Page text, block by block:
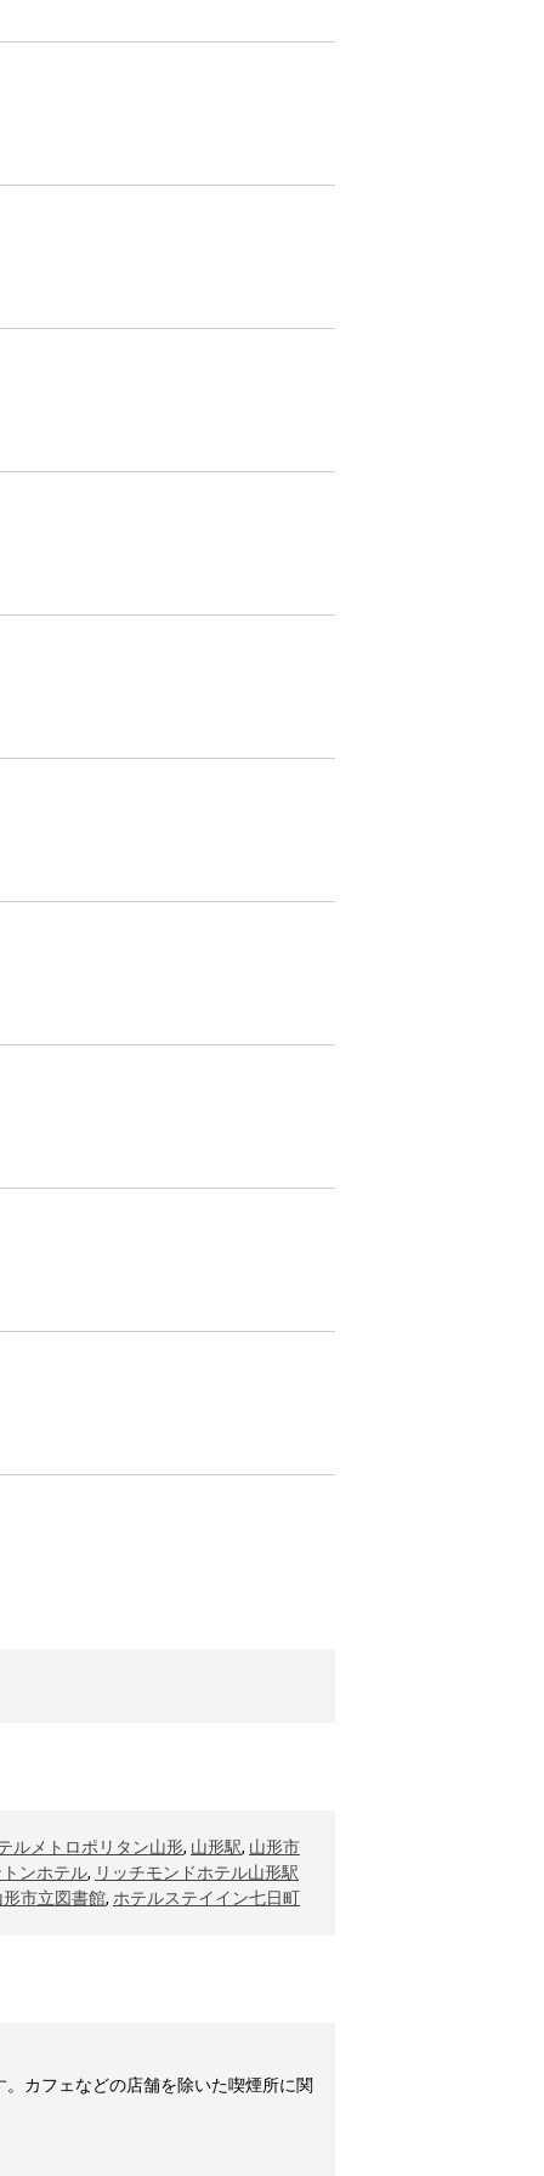
ルメトロポリタン山形, 山形駅, 山形市
ンホテル, リッチモンドホテル山形駅
形市立図書館, ホテルステイイン七日町
カフェなどの店舗を除いた喫煙所に関